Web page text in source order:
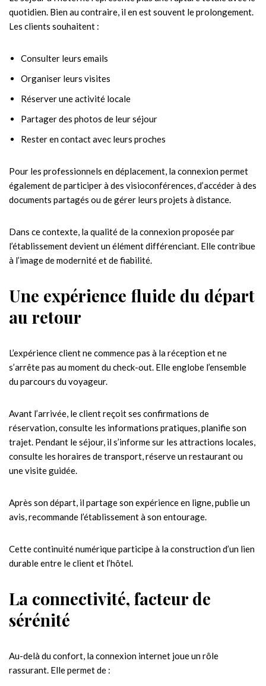
quotidien. Bien au contraire, il en est souvent le prolongement.
Les clients souhaitent :
Consulter leurs emails
Organiser leurs visites
Réserver une activité locale
Partager des photos de leur séjour
Rester en contact avec leurs proches
Pour les professionnels en déplacement, la connexion permet
également de participer à des visioconférences, d’accéder à des
documents partagés ou de gérer leurs projets à distance.
Dans ce contexte, la qualité de la connexion proposée par
l’établissement devient un élément différenciant. Elle contribue
à l’image de modernité et de fiabilité.
Une expérience fluide du départ
au retour
L’expérience client ne commence pas à la réception et ne
s’arrête pas au moment du check-out. Elle englobe l’ensemble
du parcours du voyageur.
Avant l’arrivée, le client reçoit ses confirmations de
réservation, consulte les informations pratiques, planifie son
trajet. Pendant le séjour, il s’informe sur les attractions locales,
consulte les horaires de transport, réserve un restaurant ou
une visite guidée.
Après son départ, il partage son expérience en ligne, publie un
avis, recommande l’établissement à son entourage.
Cette continuité numérique participe à la construction d’un lien
durable entre le client et l’hôtel.
La connectivité, facteur de
sérénité
Au-delà du confort, la connexion internet joue un rôle
rassurant. Elle permet de :